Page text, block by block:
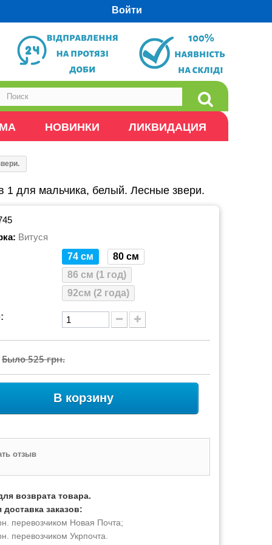
Войти
НОВИНКИ ЛИКВИДАЦИЯ
1 для мальчика, белый. Лесные звери.
Витуся
74 см
80 см
86 см (1 год)
92см (2 года)
Было525 грн.
В корзину
отзыв
возврата товара.
доставка заказов:
перевозчиком Новая Почта;
перевозчиком Укрпочта.